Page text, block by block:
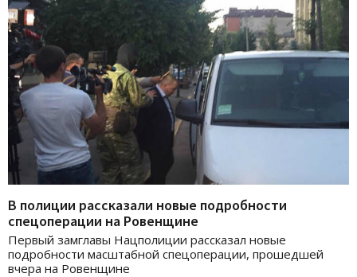
В полиции рассказали новые подробности
спецоперации на Ровенщине
Первый замглавы Нацполиции рассказал новые
подробности масштабной спецоперации, прошедшей
вчера на Ровенщине